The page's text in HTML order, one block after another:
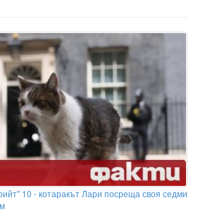
10 - котаракът Лари посреща своя седми